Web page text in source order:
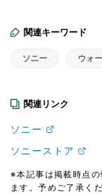
関連キーワード
ソニー ウォ
関連リンク
ソニー
ソニーストア
※本記事は掲載時点
ます。予めご了承くだ